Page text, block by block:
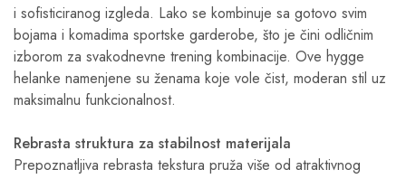
i sofisticiranog izgleda. Lako se kombinuje sa gotovo svim
bojama i komadima sportske garderobe, što je čini odličnim
izborom za svakodnevne trening kombinacije. Ove hygge
helanke namenjene su ženama koje vole čist, moderan stil uz
maksimalnu funkcionalnost.
Rebrasta struktura za stabilnost materijala
Prepoznatljiva rebrasta tekstura pruža više od atraktivnog